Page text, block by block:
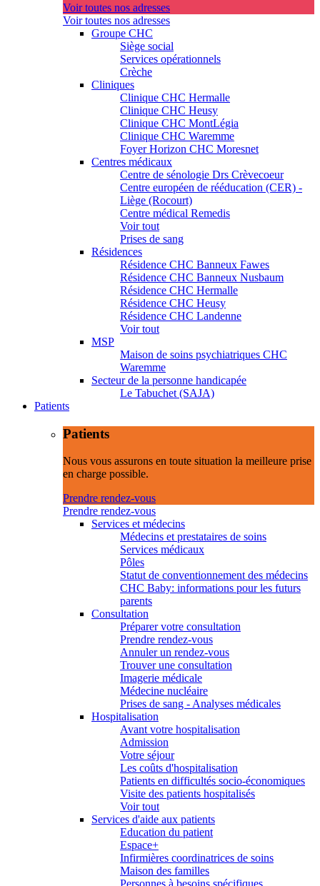
Voir toutes nos adresses
Voir toutes nos adresses
Groupe CHC
Siège social
Services opérationnels
Crèche
Cliniques
Clinique CHC Hermalle
Clinique CHC Heusy
Clinique CHC MontLégia
Clinique CHC Waremme
Foyer Horizon CHC Moresnet
Centres médicaux
Centre de sénologie Drs Crèvecoeur
Centre européen de rééducation (CER) -
Liège (Rocourt)
Centre médical Remedis
Voir tout
Prises de sang
Résidences
Résidence CHC Banneux Fawes
Résidence CHC Banneux Nusbaum
Résidence CHC Hermalle
Résidence CHC Heusy
Résidence CHC Landenne
Voir tout
MSP
Maison de soins psychiatriques CHC
Waremme
Secteur de la personne handicapée
Le Tabuchet (SAJA)
Patients
Patients
Nous vous assurons en toute situation la meilleure prise
en charge possible.
Prendre rendez-vous
Prendre rendez-vous
Services et médecins
Médecins et prestataires de soins
Services médicaux
Pôles
Statut de conventionnement des médecins
CHC Baby: informations pour les futurs
parents
Consultation
Préparer votre consultation
Prendre rendez-vous
Annuler un rendez-vous
Trouver une consultation
Imagerie médicale
Médecine nucléaire
Prises de sang - Analyses médicales
Hospitalisation
Avant votre hospitalisation
Admission
Votre séjour
Les coûts d'hospitalisation
Patients en difficultés socio-économiques
Visite des patients hospitalisés
Voir tout
Services d'aide aux patients
Education du patient
Espace+
Infirmières coordinatrices de soins
Maison des familles